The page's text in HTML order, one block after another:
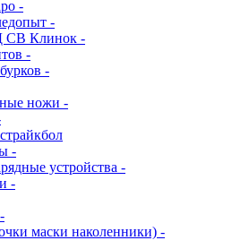
-
-
СВ Клинок -
-
-
ножи -
-
устройства -
-
маски наколенники) -